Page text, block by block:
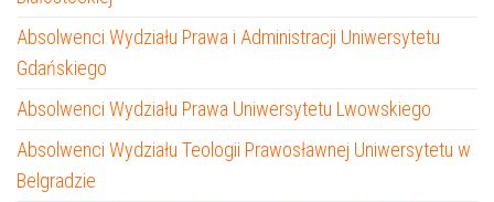
Absolwenci Wydziału Prawa i Administracji Uniwersytetu
Gdańskiego
Absolwenci Wydziału Prawa Uniwersytetu Lwowskiego
Absolwenci Wydziału Teologii Prawosławnej Uniwersytetu w
Belgradzie